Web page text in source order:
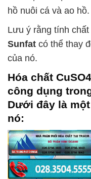
hồ nuôi cá và ao hồ.
Lưu ý rằng tính chất
Sunfat có thể thay
của nó.
Hóa chất
công dụng
Dưới đây là
nó: